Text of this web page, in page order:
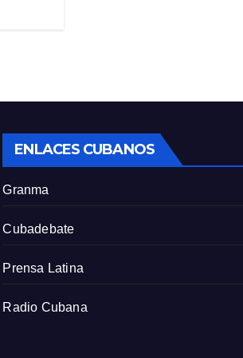
ENLACES CUBANOS
Granma
Cubadebate
Prensa Latina
Radio Cubana